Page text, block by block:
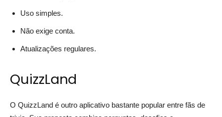
Uso simples.
Não exige conta.
Atualizações regulares.
QuizzLand
O QuizzLand é outro aplicativo bastante popular entre fãs de